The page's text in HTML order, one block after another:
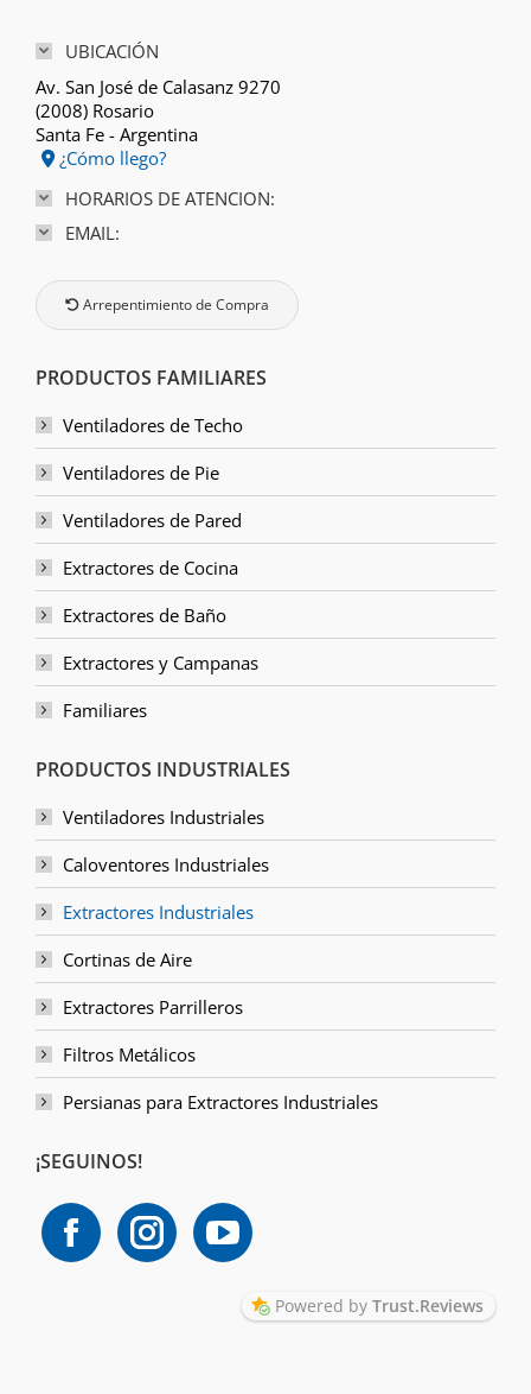
UBICACIÓN
Av. San José de Calasanz 9270
(2008) Rosario
Santa Fe - Argentina
¿Cómo llego?
HORARIOS DE ATENCION:
EMAIL:
Arrepentimiento de Compra
PRODUCTOS FAMILIARES
Ventiladores de Techo
Ventiladores de Pie
Ventiladores de Pared
Extractores de Cocina
Extractores de Baño
Extractores y Campanas
Familiares
PRODUCTOS INDUSTRIALES
Ventiladores Industriales
Caloventores Industriales
Extractores Industriales
Cortinas de Aire
Extractores Parrilleros
Filtros Metálicos
Persianas para Extractores Industriales
¡SEGUINOS!
Powered by Trust.Reviews